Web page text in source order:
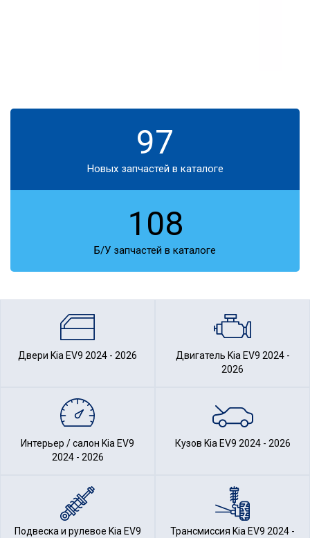
97
Новых запчастей в каталоге
108
Б/У запчастей в каталоге
Двери Kia EV9 2024 - 2026
Двигатель Kia EV9 2024 -
2026
Интерьер / салон Kia EV9
2024 - 2026
Кузов Kia EV9 2024 - 2026
Подвеска и рулевое Kia EV9
Трансмиссия Kia EV9 2024 -